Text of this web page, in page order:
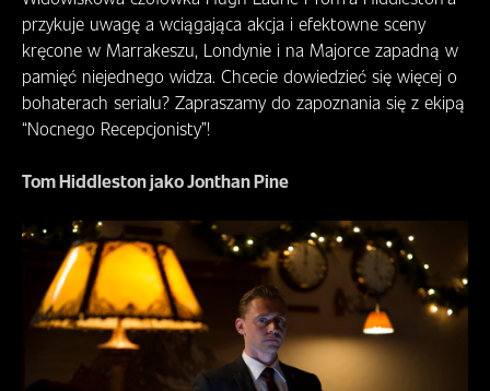
Ą
D
A
Ć
przykuje uwagę a wciągająca akcja i efektowne sceny
kręcone w Marrakeszu, Londynie i na Majorce zapadną w
pamięć niejednego widza. Chcecie dowiedzieć się więcej o
bohaterach serialu? Zapraszamy do zapoznania się z ekipą
“Nocnego Recepcjonisty”!
Tom Hiddleston jako Jonthan Pine